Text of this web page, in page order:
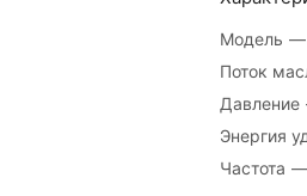
Модель —
Поток
Давление
Энергия
Частота —